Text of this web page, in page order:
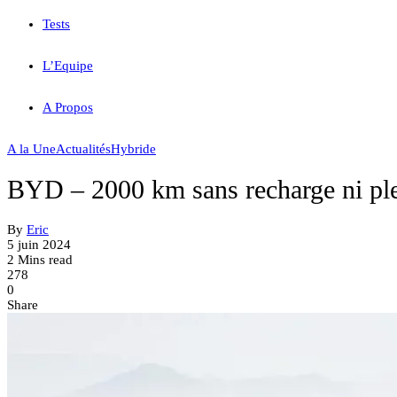
Tests
L’Equipe
A Propos
A la UneActualitésHybride
BYD – 2000 km sans recharge ni
By Eric
5 juin 2024
2 Mins read
278
0
Share